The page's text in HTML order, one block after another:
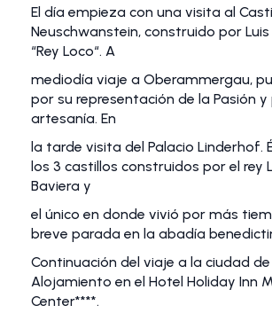
El día empieza con una visita al
Neuschwanstein, construido por
“Rey Loco“. A
mediodía viaje a Oberammergau,
por su representación de la Pasión y
artesanía. En
la tarde visita del Palacio Linderhof.
los 3 castillos construidos por el rey
Baviera y
el único en donde vivió por más
breve parada en la abadía
Continuación del viaje a la ciudad de
Alojamiento en el Hotel Holiday Inn
Center****.